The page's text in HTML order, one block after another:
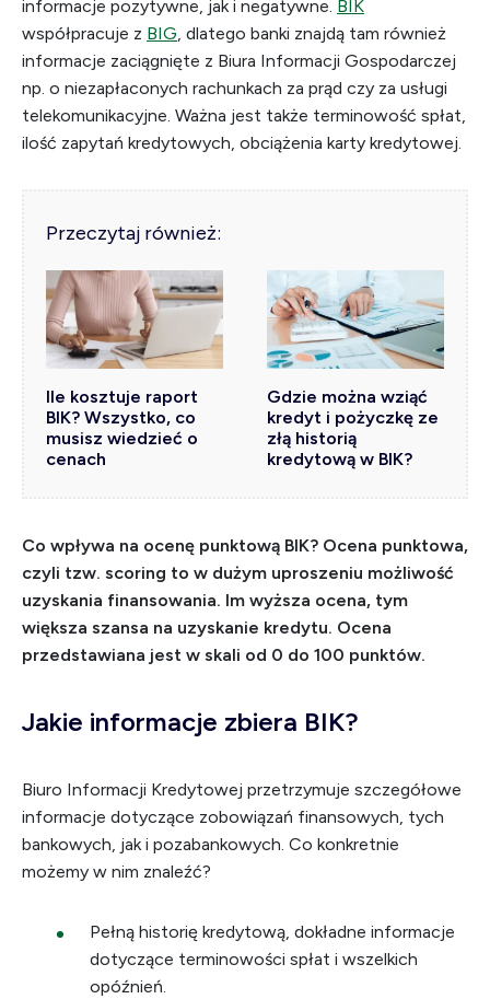
informacje pozytywne, jak i negatywne. BIK
współpracuje z BIG, dlatego banki znajdą tam również
informacje zaciągnięte z Biura Informacji Gospodarczej
np. o niezapłaconych rachunkach za prąd czy za usługi
telekomunikacyjne. Ważna jest także terminowość spłat,
ilość zapytań kredytowych, obciążenia karty kredytowej.
Przeczytaj również:
Ile kosztuje raport
BIK? Wszystko, co
musisz wiedzieć o
cenach
Gdzie można wziąć
kredyt i pożyczkę ze
złą historią
kredytową w BIK?
Co wpływa na ocenę punktową BIK? Ocena punktowa,
czyli tzw. scoring to w dużym uproszeniu możliwość
uzyskania finansowania. Im wyższa ocena, tym
większa szansa na uzyskanie kredytu. Ocena
przedstawiana jest w skali od 0 do 100 punktów.
Jakie informacje zbiera BIK?
Biuro Informacji Kredytowej przetrzymuje szczegółowe
informacje dotyczące zobowiązań finansowych, tych
bankowych, jak i pozabankowych. Co konkretnie
możemy w nim znaleźć?
Pełną historię kredytową, dokładne informacje
dotyczące terminowości spłat i wszelkich
opóźnień.